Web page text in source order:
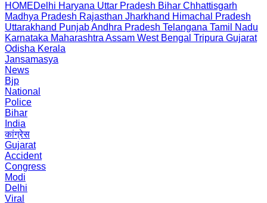
HOMEDelhi Haryana Uttar Pradesh Bihar Chhattisgarh
Madhya Pradesh Rajasthan Jharkhand Himachal Pradesh
Uttarakhand PunjabAndhra Pradesh Telangana Tamil Nadu
Karnataka Maharashtra Assam West Bengal Tripura Gujarat
Odisha Kerala
Jansamasya
News
Bjp
National
Police
Bihar
India
कांग्रेस
Gujarat
Accident
Congress
Modi
Delhi
Viral